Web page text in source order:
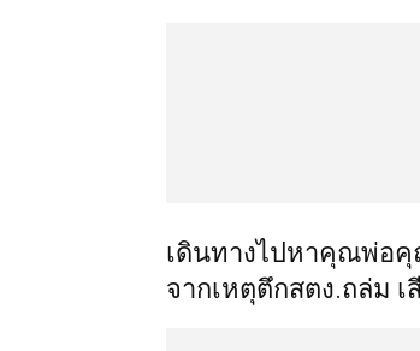
เดินทางไปหาคุณพ่อคุ
จากเหตุตึกสตง.ถล่ม เ